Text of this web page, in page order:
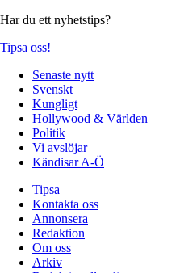
Har du ett nyhetstips?
Tipsa oss!
Senaste nytt
Svenskt
Kungligt
Hollywood & Världen
Politik
Vi avslöjar
Kändisar A-Ö
Tipsa
Kontakta oss
Annonsera
Redaktion
Om oss
Arkiv